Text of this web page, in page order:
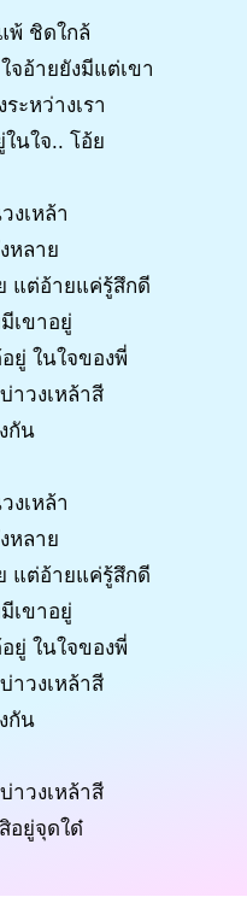
พ้ ชิดใกล้
จอ้ายยังมีแต่เขา
ะหว่างเรา
นใจ.. โอ้ย
งเหล้า
หลาย
แต่อ้ายแค่รู้สึกดี
เขาอยู่
ยู่ ในใจของพี่
าวงเหล้าสี
กัน
งเหล้า
หลาย
แต่อ้ายแค่รู้สึกดี
เขาอยู่
ยู่ ในใจของพี่
าวงเหล้าสี
กัน
าวงเหล้าสี
อยู่จุดใด๋